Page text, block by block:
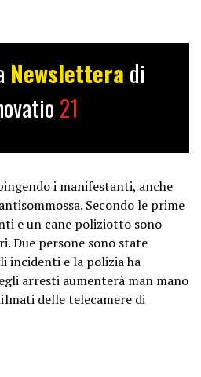
Newslettera di
21
i manifestanti, anche
Secondo le prime
e un cane poliziotto sono
Due persone sono state
incidenti e la polizia ha
arresti aumenterà man mano
delle telecamere di